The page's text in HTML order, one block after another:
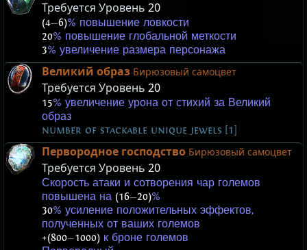
Требуется Уровень 20
(4—6)% повышение ловкости
20% повышение глобальной меткости
3% увеличение размера персонажа
Великий образ Бирюзовый самоцвет
Требуется Уровень 20
15% увеличение урона от стихий за Великий
образ
number of stackable unique jewels [1]
Первородное господство Бирюзовый самоцвет
Требуется Уровень 20
Скорость атаки и сотворения чар големов
повышена на (16—20)%
30% усиление положительных эффектов,
полученных от ваших големов
+(800—1000) к броне големов